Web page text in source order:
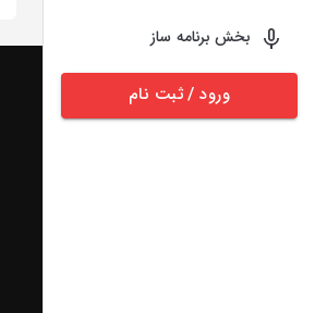
بخش برنامه ساز
ورود / ثبت نام